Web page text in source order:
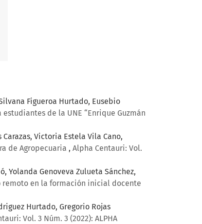
Figueroa Hurtado, Eusebio
de la UNE “Enrique Guzmán
Victoria Estela Vila Cano,
de Agropecuaria , Alpha Centauri: Vol.
Yolanda Genoveva Zulueta Sánchez,
en la formación inicial docente
Hurtado, Gregorio Rojas
Vol. 3 Núm. 3 (2022): ALPHA